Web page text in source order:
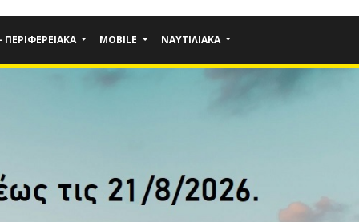
ΠΕΡΙΦΕΡΕΙΑΚΆ MOBILE ΝΑΥΤΙΛΙΑΚΆ